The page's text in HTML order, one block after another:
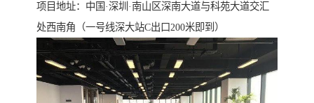
项目地址：中国·深圳·南山区深南大道与科苑大道交汇
处西南角（一号线深大站C出口200米即到）